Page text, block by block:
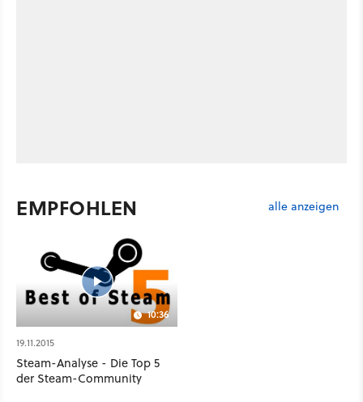
EMPFOHLEN alle anzeigen
10:36
19.11.2015
Steam-Analyse - Die Top 5
der Steam-Community